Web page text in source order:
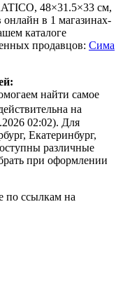
48×31.5×33 см,
онлайн в 1 магазинах-
каталоге
продавцов: Сима
найти самое
на
02:02). Для
Екатеринбург,
различные
при оформлении
по ссылкам на